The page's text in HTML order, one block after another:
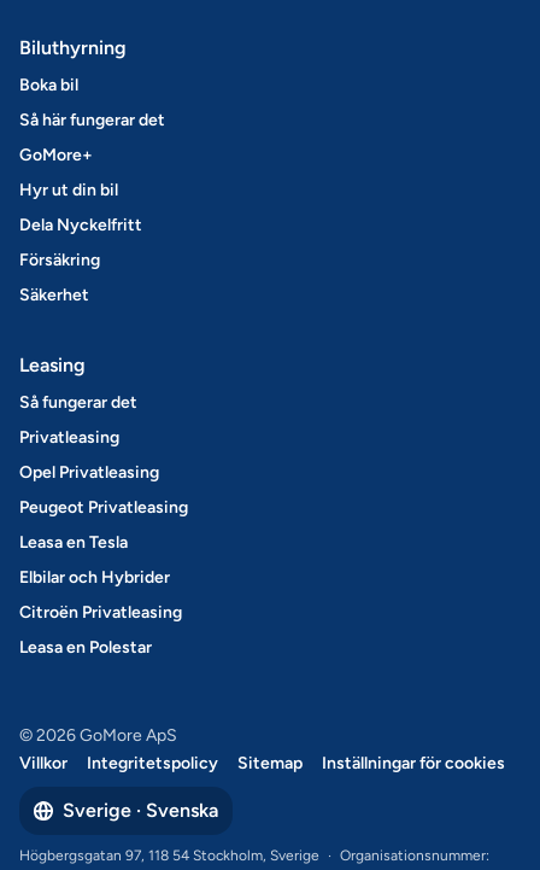
Biluthyrning
Boka bil
Så här fungerar det
GoMore+
Hyr ut din bil
Dela Nyckelfritt
Försäkring
Säkerhet
Leasing
Så fungerar det
Privatleasing
Opel Privatleasing
Peugeot Privatleasing
Leasa en Tesla
Elbilar och Hybrider
Citroën Privatleasing
Leasa en Polestar
© 2026 GoMore ApS
Villkor
Integritetspolicy Sitemap Inställningar för cookies
Sverige · Svenska
Högbergsgatan 97, 118 54 Stockholm, Sverige · Organisationsnummer: